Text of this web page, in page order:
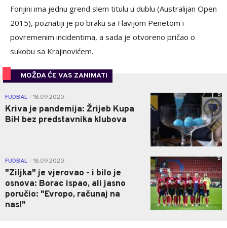
Fonjini ima jednu grend slem titulu u dublu (Australijan Open
2015), poznatiji je po braku sa Flavijom Penetom i
povremenim incidentima, a sada je otvoreno pričao o
sukobu sa Krajinovićem.
MOŽDA ĆE VAS ZANIMATI
FUDBAL 18.09.2020.
Kriva je pandemija: Žrijeb Kupa
BiH bez predstavnika klubova
0
FUDBAL 18.09.2020.
"Ziljka" je vjerovao - i bilo je
osnova: Borac ispao, ali jasno
poručio: "Evropo, računaj na
nas!"
0